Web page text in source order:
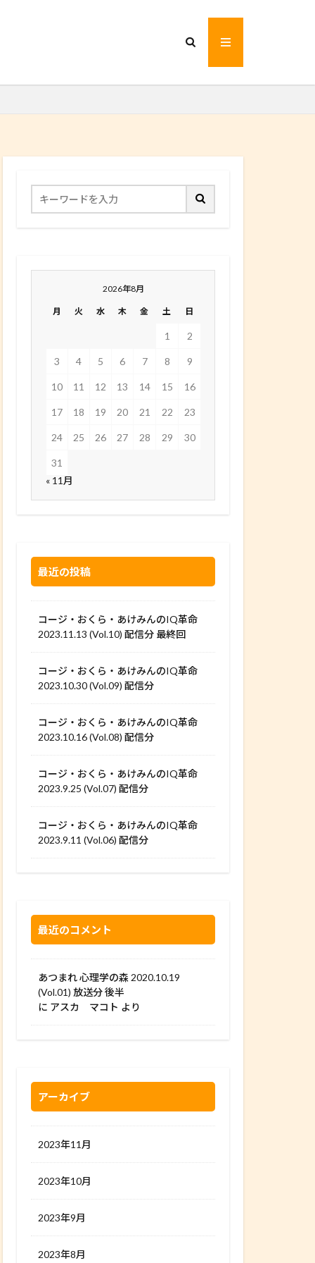
2026年8月
月 火 水 木 金 土 日
1 2
3 4 5 6 7 8 9
10 11 12 13 14 15 16
17 18 19 20 21 22 23
24 25 26 27 28 29 30
31
« 11月
最近の投稿
コージ・おくら・あけみんのIQ革命
2023.11.13 (Vol.10) 配信分 最終回
コージ・おくら・あけみんのIQ革命
2023.10.30 (Vol.09) 配信分
コージ・おくら・あけみんのIQ革命
2023.10.16 (Vol.08) 配信分
コージ・おくら・あけみんのIQ革命
2023.9.25 (Vol.07) 配信分
コージ・おくら・あけみんのIQ革命
2023.9.11 (Vol.06) 配信分
最近のコメント
あつまれ 心理学の森 2020.10.19
(Vol.01) 放送分 後半
に アスカ マコト より
アーカイブ
2023年11月
2023年10月
2023年9月
2023年8月